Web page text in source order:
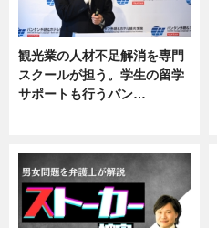
観光業の人材不足解消を専門
スクールが担う。学生の留学
サポートも行うバン…